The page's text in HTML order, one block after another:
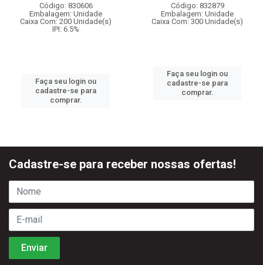
Código: 830606
Embalagem: Unidade
Caixa Com: 200 Unidade(s)
IPI: 6.5%
Faça seu login ou
cadastre-se para
comprar.
Código: 832879
Embalagem: Unidade
Caixa Com: 300 Unidade(s)
Faça seu login ou
cadastre-se para
comprar.
Cadastre-se para receber nossas ofertas!